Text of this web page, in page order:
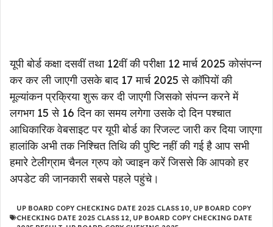
यूपी बोर्ड कक्षा दसवीं तथा 12वीं की परीक्षा 12 मार्च 2025 कोसंपन्न
कर कर ली जाएगी उसके बाद 17 मार्च 2025 से कॉपियों की
मूल्यांकन प्रक्रिया शुरू कर दी जाएगी जिसको संपन्न करने में
लगभग 15 से 16 दिन का समय लगेगा उसके दो दिन पश्चात
आधिकारिक वेबसाइट पर यूपी बोर्ड का रिजल्ट जारी कर दिया जाएगा
हालांकि अभी तक निश्चित तिथि की पुष्टि नहीं की गई है आप सभी
हमारे टेलीग्राम चैनल ग्रुप को ज्वाइन करें जिससे कि आपको हर
अपडेट की जानकारी सबसे पहले पहुंचे।
UP BOARD COPY CHECKING DATE 2025 CLASS 10, UP BOARD COPY
CHECKING DATE 2025 CLASS 12, UP BOARD COPY CHECKING DATE